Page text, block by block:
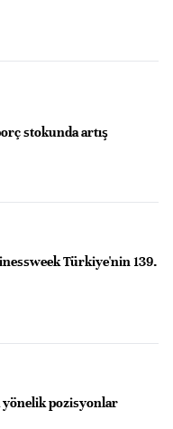
stokunda artış
Türkiye'nin 139.
yönelik pozisyonlar